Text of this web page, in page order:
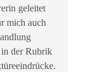
geleitet
mich auch
in der Rubrik